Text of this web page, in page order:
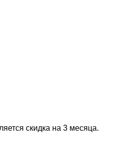
скидка на 3 месяца.